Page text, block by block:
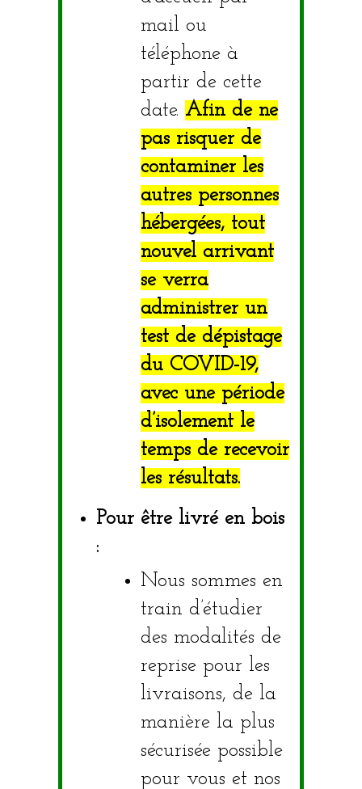
mail ou
téléphone à
partir de cette
date. Afin de ne
pas risquer de
contaminer les
autres personnes
hébergées, tout
nouvel arrivant
se verra
administrer un
test de dépistage
du COVID-19,
avec une période
d’isolement le
temps de recevoir
les résultats.
Pour être livré en bois
:
Nous sommes en
train d’étudier
des modalités de
reprise pour les
livraisons, de la
manière la plus
sécurisée possible
pour vous et nos